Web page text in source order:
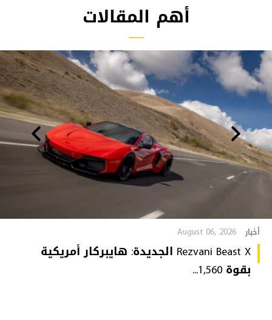
أهم المقالات
أخبار August 06, 2026
Rezvani Beast X الجديدة: هايبركار أمريكية
بقوة 1,560...